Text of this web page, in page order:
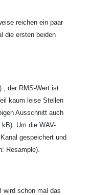
reichen ein paar
die ersten beiden
, der RMS-Wert ist
kaum leise Stellen
Ausschnitt auch
Um die WAV-
gespeichert und
Resample).
wird schon mal das